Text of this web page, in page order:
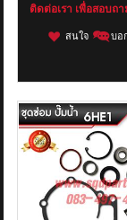
ติดต่อเรา เพื่อสอบถ
สนใจ บอ